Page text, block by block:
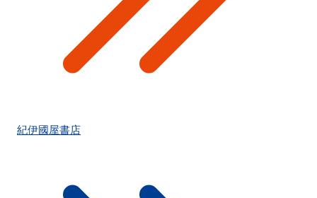
紀伊國屋書店